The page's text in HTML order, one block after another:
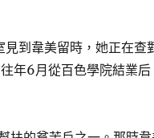
到韋美留時，她正在查
年6月從百色學院結業